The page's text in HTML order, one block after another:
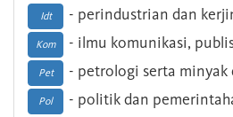
Idt - perindustrian dan
Kom - ilmu komunikasi,
Pet - petrologi serta minyak
Pol - politik dan